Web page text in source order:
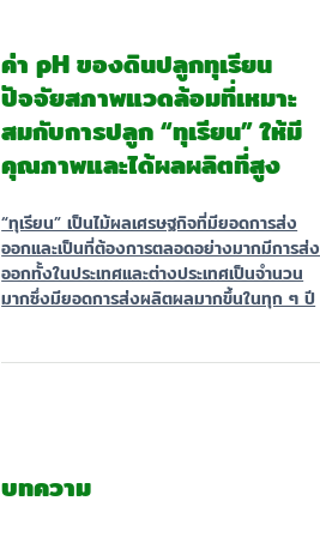
ค่า pH ของดินปลูกทุเรียน
ปัจจัยสภาพแวดล้อมที่เหมาะ
สมกับการปลูก “ทุเรียน” ให้มี
คุณภาพและได้ผลผลิตที่สูง
“ทุเรียน” เป็นไม้ผลเศรษฐกิจที่มียอดการส่ง
ออกและเป็นที่ต้องการตลอดอย่างมากมีการส่ง
ออกทั้งในประเทศและต่างประเทศเป็นจำนวน
มากซึ่งมียอดการส่งผลิตผลมากขึ้นในทุก ๆ ปี
บทความ